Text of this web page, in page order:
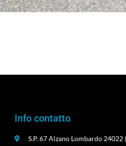
Info contatto
S.P. 67 Alzano Lombardo 24022